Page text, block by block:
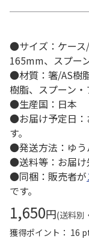
●サイズ：ケー
165mm、スプー
●材質：箸/AS樹
樹脂、スプーン
●生産国：日本
●お届け予定日：
す。
●発送方法：ゆう
●送料等：お届け
●同梱：販売者が
です。
1,650円(送料別
獲得ポイント： 16